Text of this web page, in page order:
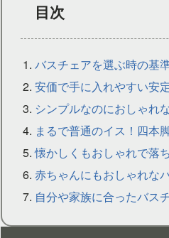
目次
バスチェアを選ぶ時の基
安価で手に入れやすい安
シンプルなのにおしゃれ
まるで普通のイス！四本
懐かしくもおしゃれで落
赤ちゃんにもおしゃれな
自分や家族に合ったバス